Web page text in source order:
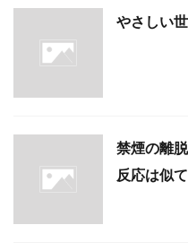
やさしい
禁煙の離
反応は似